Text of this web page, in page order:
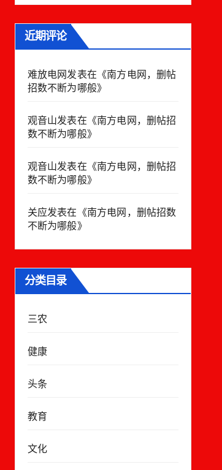
近期评论
难放电网 发表在《南方电网，删帖
招数不断为哪般》
观音山发表在《南方电网，删帖招
数不断为哪般》
观音山发表在《南方电网，删帖招
数不断为哪般》
关应发表在《南方电网，删帖招数
不断为哪般》
分类目录
三农
健康
头条
教育
文化